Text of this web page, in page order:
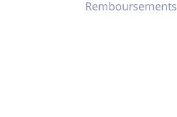
Remboursements